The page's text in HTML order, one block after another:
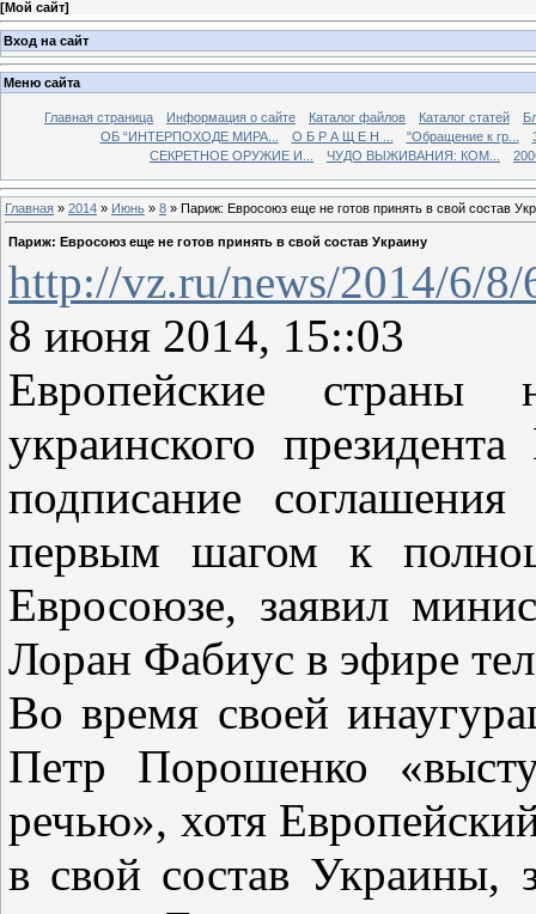
[Мой сайт]
Вход на сайт
Меню сайта
Главная страница Информация о сайте Каталог файлов Каталог статей
ОБ “ИНТЕРПОХОДЕ МИРА...
О Б Р А Щ Е Н ... "Обращение к гр...
СЕКРЕТНОЕ ОРУЖИЕ И...
ЧУДО ВЫЖИВАНИЯ: КОМ...
Главная » 2014 » Июнь » 8 » Париж: Евросоюз еще не готов принять в свой состав
Париж: Евросоюз еще не готов принять в свой состав Украину
http://vz.ru/news/2014/6/
8 июня 2014, 15::03
Европейские страны
украинского
подписание
первым шагом к
Евросоюзе, заявил
Лоран Фабиус в эфире
Во время своей
Петр Порошенко
речью», хотя
в свой состав Украины,